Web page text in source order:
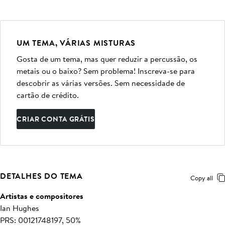
UM TEMA, VÁRIAS MISTURAS
Gosta de um tema, mas quer reduzir a percussão, os
metais ou o baixo? Sem problema! Inscreva-se para
descobrir as várias versões. Sem necessidade de
cartão de crédito.
CRIAR CONTA GRÁTIS
DETALHES DO TEMA Copy all
Artistas e compositores
Ian Hughes
PRS: 00121748197, 50%